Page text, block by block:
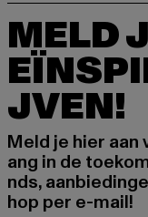
MELD
JVEN!
Meld je hier
ang in de
nds,
hop per e-mail!